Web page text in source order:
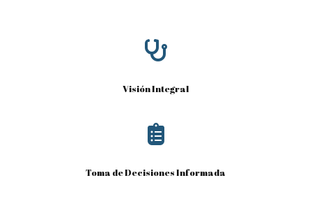

Visión Integral

Toma de Decisiones Informada